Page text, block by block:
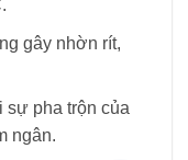
gây nhờn rít,
pha trộn của
ngân.